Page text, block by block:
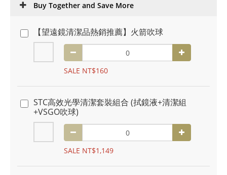
Buy Together and Save More
【望遠鏡清潔品熱銷推薦】火箭吹球
SALE NT$160
STC高效光學清潔套裝組合 (拭鏡液+清潔組
+VSGO吹球)
SALE NT$1,149